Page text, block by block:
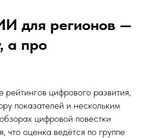
для регионов —
а про
рейтингов цифрового развития,
показателей и нескольким
цифровой повестки
что оценка ведётся по группе